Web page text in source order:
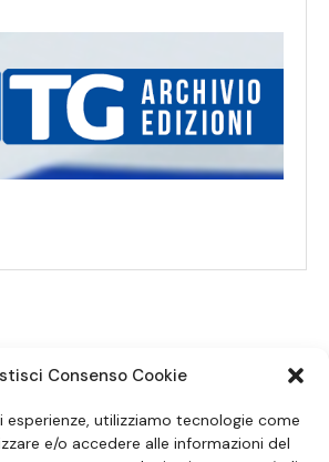
Consenso Cookie
esperienze, utilizziamo tecnologie come
e/o accedere alle informazioni del
SEGUICI SUI SOCIAL